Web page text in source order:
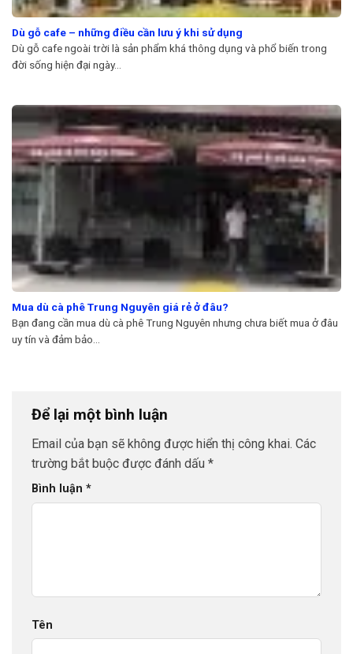
Dù gỗ cafe – những điều cần lưu ý khi sử dụng
Dù gỗ cafe ngoài trời là sản phẩm khá thông dụng và phổ biến trong
đời sống hiện đại ngày...
Mua dù cà phê Trung Nguyên giá rẻ ở đâu?
Bạn đang cần mua dù cà phê Trung Nguyên nhưng chưa biết mua ở đâu
uy tín và đảm bảo...
Để lại một bình luận
Email của bạn sẽ không được hiển thị công khai. Các
trường bắt buộc được đánh dấu *
Bình luận *
Tên